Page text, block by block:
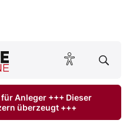
ONLINE lesen
Anleger +++ Dieser
überzeugt +++